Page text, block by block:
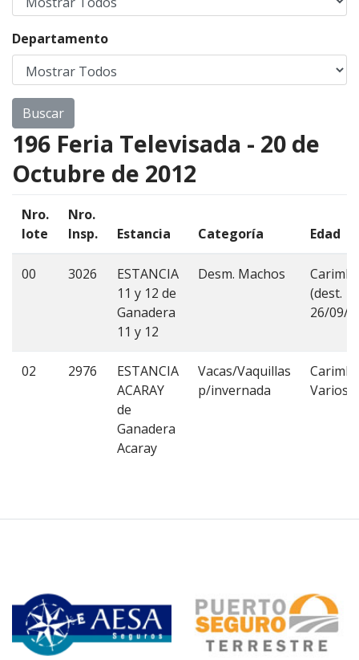
Departamento
196 Feria Televisada - 20 de
Octubre de 2012
Nro.
lote
Nro.
Insp.
Estancia Categoría Edad
00 3026
ESTANCIA
11 y 12 de
Ganadera
11 y 12
Desm. Machos
(dest.
26/09/
02 2976
ESTANCIA
ACARAY
de
Ganadera
Acaray
Vacas/Vaquillas
p/invernada
Varios